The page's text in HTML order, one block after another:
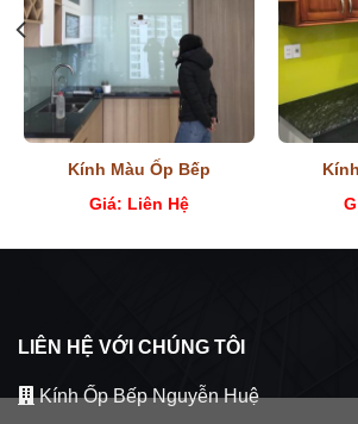
Kính Màu Ốp Bếp
Giá: Liên Hệ
LIÊN HỆ VỚI CHÚNG TÔI
Kính Ốp Bếp Nguyễn Huệ